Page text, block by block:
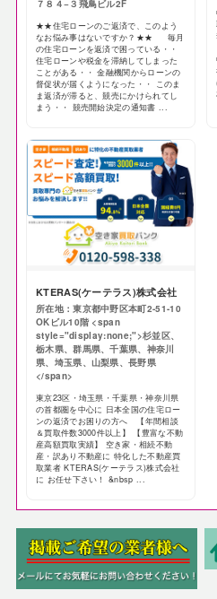
７８４−３飛鳥ビル2F
★★住宅ローンのご返済で、このよう
なお悩み事はないですか？★★ 毎月
の住宅ローンを返済で困っている・・
住宅ローンや税金を滞納してしまった
ことがある・・ 金融機関からローンの
督促状が届くようになった・・ このま
ま返済が滞ると、競売にかけられてし
まう・・ 競売開始決定の通知書 ...
KTERAS(ケーテラス)株式会社
所在地：東京都中野区本町2-51-10
OKビル10階 <span
style="display:none;">杉並区、
栃木県、群馬県、千葉県、神奈川
県、埼玉県、山梨県、長野県
</span>
東京23区・埼玉県・千葉県・神奈川県
の首都圏を中心に 日本全国の住宅ロー
ンの返済でお困りの方へ 【年間相談
＆買取件数3000件以上】 【豊富な不動
産高額買取実績】 空き家・相続不動
産・訳あり不動産に 特化した不動産買
取業者 KTERAS(ケーテラス)株式会社
に お任せ下さい！ &nbsp ...